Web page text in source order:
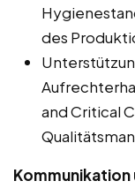
des
and Critical
Kommunikation